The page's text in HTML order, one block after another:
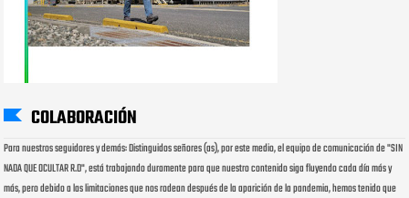
COLABORACIÓN
Para nuestros seguidores y demás: Distinguidos señores (as), por este medio, el equipo de comunicación de "SIN
NADA QUE OCULTAR R.D", está trabajando duramente para que nuestro contenido siga fluyendo cada día más y
más, pero debido a las limitaciones que nos rodean después de la aparición de la pandemia, hemos tenido que